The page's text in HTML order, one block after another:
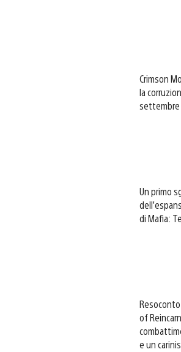
Crimson
la
settembre
Un primo
di Mafia:
of
e un